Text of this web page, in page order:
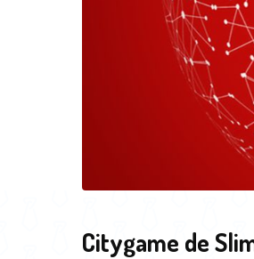
Citygame de